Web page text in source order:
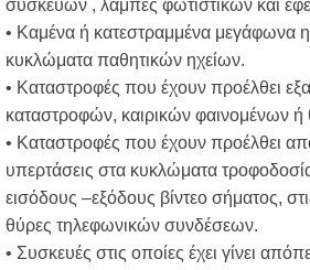
συσκευών , λάμπες φωτιστικών και
• Καμένα ή κατεστραμμένα μεγάφωνα
κυκλώματα παθητικών ηχείων.
• Καταστροφές που έχουν προέλθει
καταστροφών, καιρικών φαινομένων ή
• Καταστροφές που έχουν προέλθει
υπερτάσεις στα κυκλώματα
εισόδους –εξόδους βίντεο σήματος,
θύρες τηλεφωνικών συνδέσεων.
• Συσκευές στις οποίες έχει γίνει